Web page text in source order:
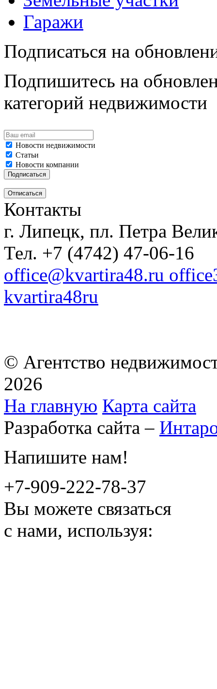
Гаражи
Подписаться на
Подпишитесь на
категорий недвижимости
Новости недвижимости
Статьи
Новости компании
Контакты
г. Липецк, пл. Петра
Тел. +7 (4742) 47-06-16
office@kvartira48.ru
kvartira48ru
© Агентство
2026
На главную Карта сайта
Разработка сайта –
Напишите нам!
+7-909-222-78-37
Вы можете связаться
с нами, используя: